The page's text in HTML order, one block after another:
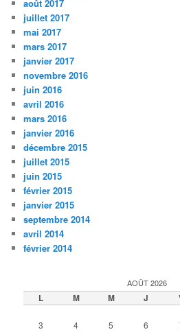
août 2017
juillet 2017
mai 2017
mars 2017
janvier 2017
novembre 2016
juin 2016
avril 2016
mars 2016
janvier 2016
décembre 2015
juillet 2015
juin 2015
février 2015
janvier 2015
septembre 2014
avril 2014
février 2014
AOÛT 2026
L M M J
3
4 5 6